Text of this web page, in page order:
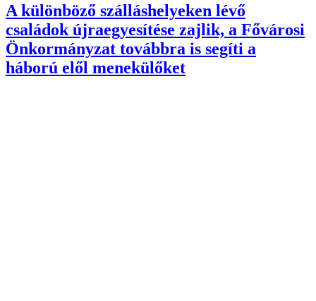
A különböző szálláshelyeken lévő
családok újraegyesítése zajlik, a Fővárosi
Önkormányzat továbbra is segíti a
háború elől menekülőket